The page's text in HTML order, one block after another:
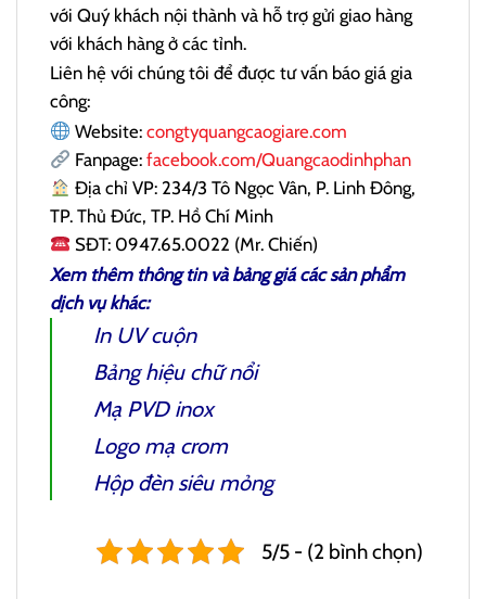
với Quý khách nội thành và hỗ trợ gửi giao hàng
với khách hàng ở các tỉnh.
Liên hệ với chúng tôi để được tư vấn báo giá gia
công:
Website:congtyquangcaogiare.com
Fanpage: facebook.com/Quangcaodinhphan
Địa chỉ VP: 234/3 Tô Ngọc Vân, P. Linh Đông,
TP. Thủ Đức, TP. Hồ Chí Minh
SĐT: 0947.65.0022 (Mr. Chiến)
Xem thêm thông tin và bảng giá các sản phẩm
dịch vụ khác:
In UV cuộn
Bảng hiệu chữ nổi
Mạ PVD inox
Logo mạ crom
Hộp đèn siêu mỏng
5/5 - (2 bình chọn)